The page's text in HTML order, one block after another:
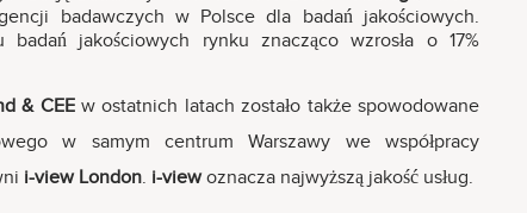
badawczych w Polsce dla badań jakościowych.
badań jakościowych rynku znacząco wzrosła o 17%
& CEEw ostatnich latach zostało także spowodowane
w samym centrum Warszawy we współpracy
i-view London. i-viewoznacza najwyższą jakość usług.